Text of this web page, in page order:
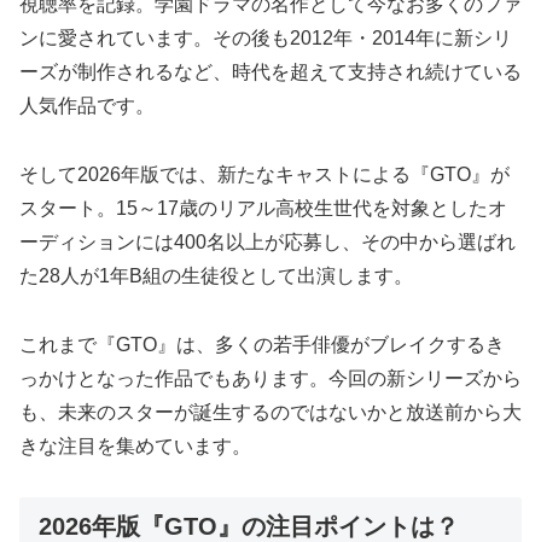
視聴率を記録。学園ドラマの名作として今なお多くのファ
ンに愛されています。その後も2012年・2014年に新シリ
ーズが制作されるなど、時代を超えて支持され続けている
人気作品です。
そして2026年版では、新たなキャストによる『GTO』が
スタート。15～17歳のリアル高校生世代を対象としたオ
ーディションには400名以上が応募し、その中から選ばれ
た28人が1年B組の生徒役として出演します。
これまで『GTO』は、多くの若手俳優がブレイクするき
っかけとなった作品でもあります。今回の新シリーズから
も、未来のスターが誕生するのではないかと放送前から大
きな注目を集めています。
2026年版『GTO』の注目ポイントは？